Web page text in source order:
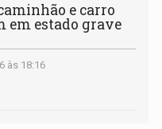
e carro
em estado grave
às 18:16